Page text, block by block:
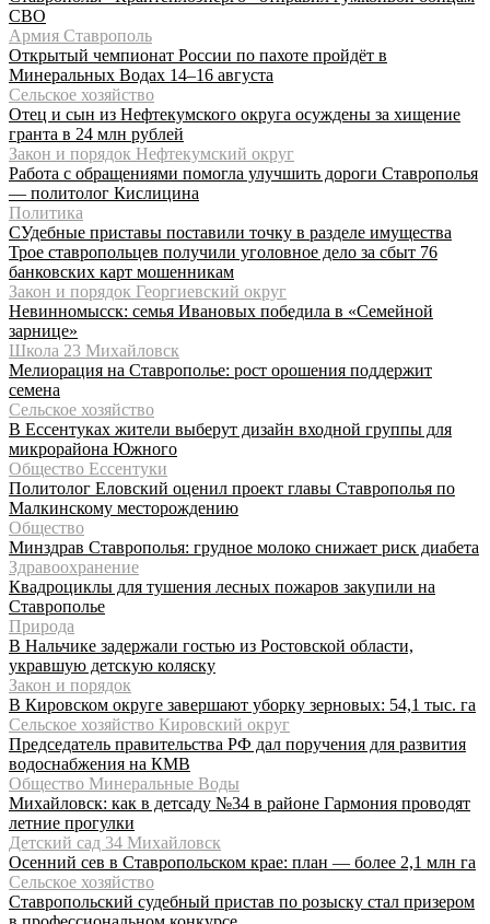
СВО
Армия Ставрополь
Открытый чемпионат России по пахоте пройдёт в
Минеральных Водах 14–16 августа
Сельское хозяйство
Отец и сын из Нефтекумского округа осуждены за хищение
гранта в 24 млн рублей
Закон и порядок Нефтекумский округ
Работа с обращениями помогла улучшить дороги Ставрополья
— политолог Кислицина
Политика
СУдебные приставы поставили точку в разделе имущества
Трое ставропольцев получили уголовное дело за сбыт 76
банковских карт мошенникам
Закон и порядок Георгиевский округ
Невинномысск: семья Ивановых победила в «Семейной
зарнице»
Школа 23 Михайловск
Мелиорация на Ставрополье: рост орошения поддержит
семена
Сельское хозяйство
В Ессентуках жители выберут дизайн входной группы для
микрорайона Южного
Общество Ессентуки
Политолог Еловский оценил проект главы Ставрополья по
Малкинскому месторождению
Общество
Минздрав Ставрополья: грудное молоко снижает риск диабета
Здравоохранение
Квадроциклы для тушения лесных пожаров закупили на
Ставрополье
Природа
В Нальчике задержали гостью из Ростовской области,
укравшую детскую коляску
Закон и порядок
В Кировском округе завершают уборку зерновых: 54,1 тыс. га
Сельское хозяйство Кировский округ
Председатель правительства РФ дал поручения для развития
водоснабжения на КМВ
Общество Минеральные Воды
Михайловск: как в детсаду №34 в районе Гармония проводят
летние прогулки
Детский сад 34 Михайловск
Осенний сев в Ставропольском крае: план — более 2,1 млн га
Сельское хозяйство
Ставропольский судебный пристав по розыску стал призером